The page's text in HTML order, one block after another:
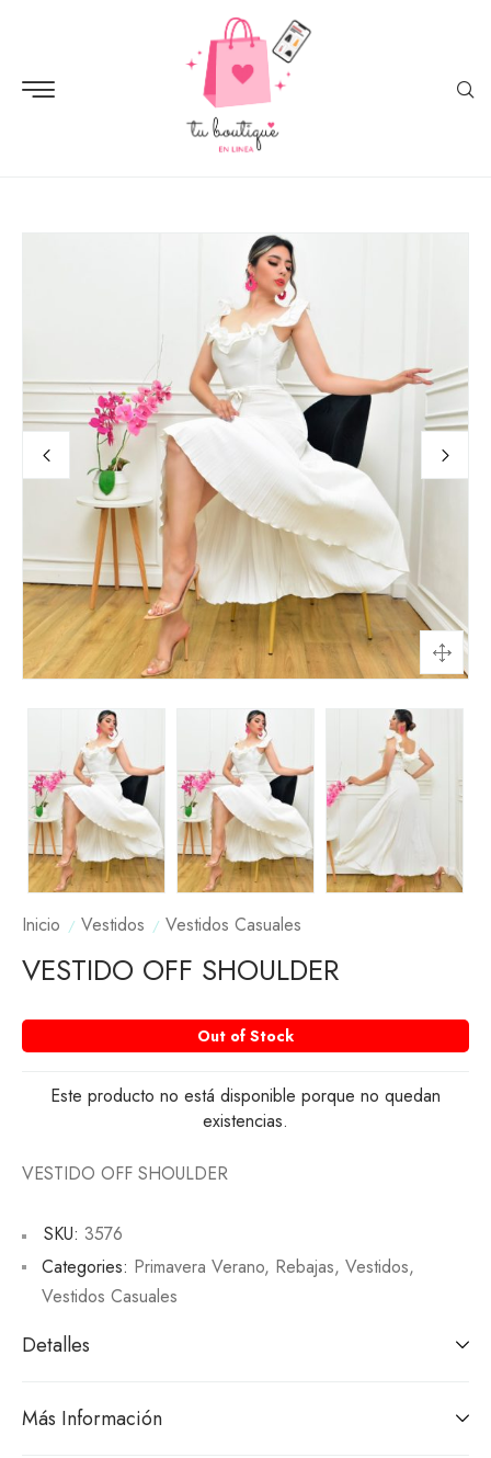
Inicio Vestidos Vestidos Casuales
VESTIDO OFF SHOULDER
Out of Stock
Este producto no está disponible porque no quedan
existencias.
VESTIDO OFF SHOULDER
SKU: 3576
Categories: Primavera Verano, Rebajas, Vestidos,
Vestidos Casuales
Detalles
Más Información